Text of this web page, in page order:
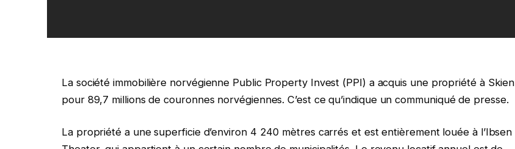
La société immobilière norvégienne Public Property Invest (PPI) a acquis une propriété à Skien
pour 89,7 millions de couronnes norvégiennes. C’est ce qu’indique un communiqué de presse.
La propriété a une superficie d’environ 4 240 mètres carrés et est entièrement louée à l’Ibsen